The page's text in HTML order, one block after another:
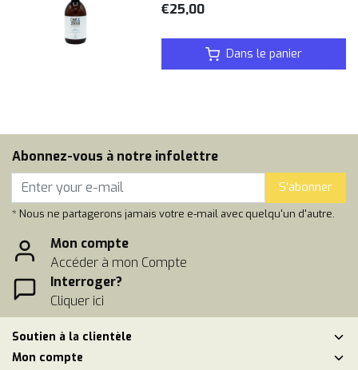
€25,00
Dans le panier
Abonnez-vous à notre infolettre
S'abonner
* Nous ne partagerons jamais votre e-mail avec quelqu'un d'autre.
Mon compte
Accéder à mon Compte
Interroger?
Cliquer ici
Soutien à la clientèle
Mon compte